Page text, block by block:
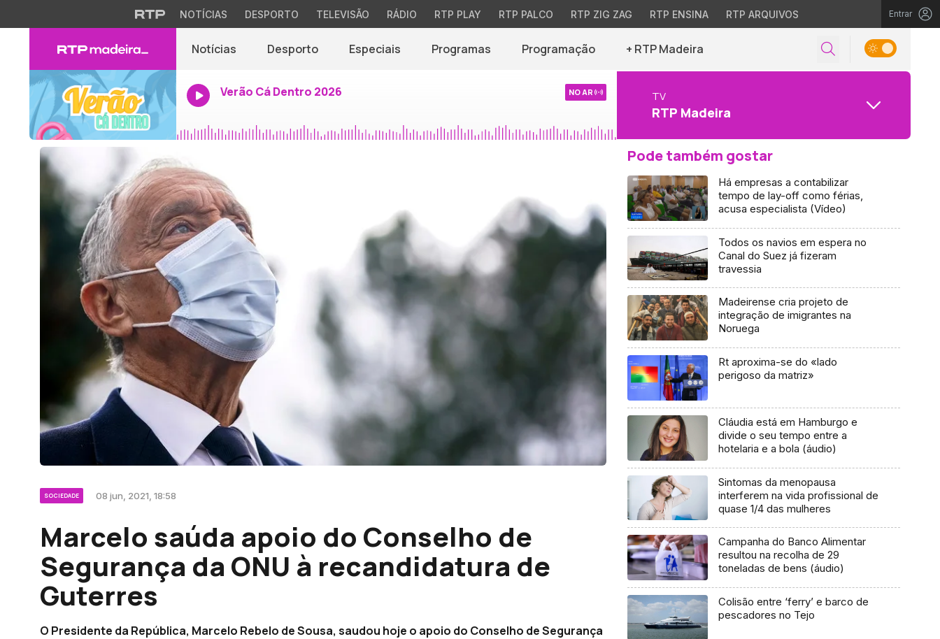
NOTÍCIAS DESPORTO TELEVISÃO RÁDIO RTP PLAY RTP PALCO RTP ZIG ZAG RTP ENSINA RTP ARQUIVOS Entrar
Notícias Desporto Especiais Programas Programação + RTP Madeira
Verão Cá Dentro 2026 NO AR TV
RTP Madeira
SOCIEDADE 08 jun, 2021, 18:58
Marcelo saúda apoio do Conselho de
Segurança da ONU à recandidatura de
Guterres
O Presidente da República, Marcelo Rebelo de Sousa, saudou hoje o apoio do Conselho de Segurança
Pode também gostar
Há empresas a contabilizar
tempo de lay-off como férias,
acusa especialista (Vídeo)
Todos os navios em espera no
Canal do Suez já fizeram
travessia
Madeirense cria projeto de
integração de imigrantes na
Noruega
Rt aproxima-se do «lado
perigoso da matriz»
Cláudia está em Hamburgo e
divide o seu tempo entre a
hotelaria e a bola (áudio)
Sintomas da menopausa
interferem na vida profissional de
quase 1/4 das mulheres
Campanha do Banco Alimentar
resultou na recolha de 29
toneladas de bens (áudio)
Colisão entre ‘ferry’ e barco de
pescadores no Tejo